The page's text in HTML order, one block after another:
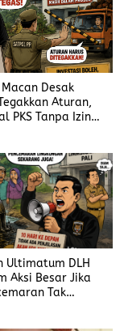
Macan Desak
Aturan,
PKS Tanpa Izin
Ultimatum DLH
Aksi Besar Jika
Tak